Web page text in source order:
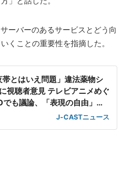
ーバーのあるサービスとどう向
くことの重要性を指摘した。
帯とはいえ問題」違法薬物シ
視聴者意見 テレビアニメめぐ
でも議論、「表現の自由」範
J-CASTニュース